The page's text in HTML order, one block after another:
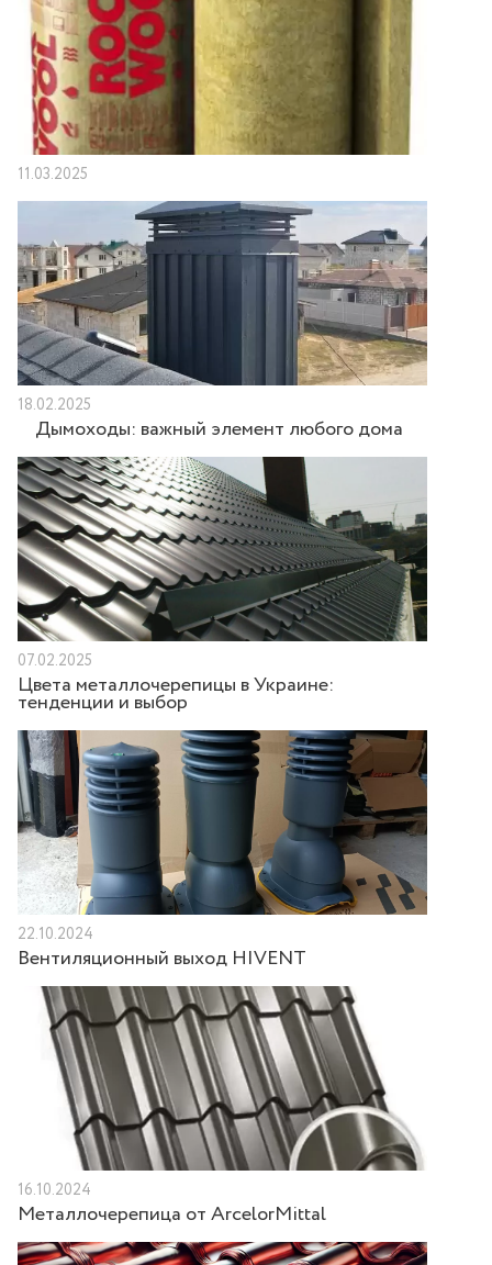
11.03.2025
18.02.2025
Дымоходы: важный элемент любого дома
07.02.2025
Цвета металлочерепицы в Украине:
тенденции и выбор
22.10.2024
Вентиляционный выход HIVENT
16.10.2024
Металлочерепица от ArcelorMittal